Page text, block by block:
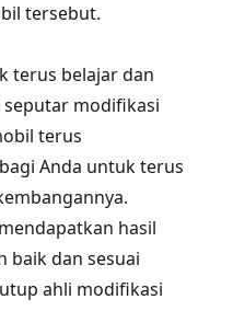
tersebut.
terus belajar dan
modifikasi
terus
Anda untuk terus
hasil
baik dan sesuai
ahli modifikasi